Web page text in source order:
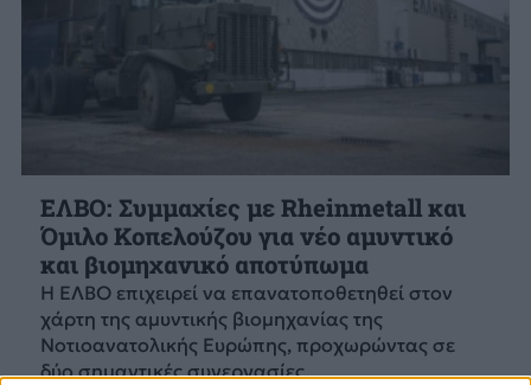
ΕΛΒΟ: Συμμαχίες με Rheinmetall και
Όμιλο Κοπελούζου για νέο αμυντικό
και βιομηχανικό αποτύπωμα
Η ΕΛΒΟ επιχειρεί να επανατοποθετηθεί στον
χάρτη της αμυντικής βιομηχανίας της
Νοτιοανατολικής Ευρώπης, προχωρώντας σε
δύο σημαντικές συνεργασίες.